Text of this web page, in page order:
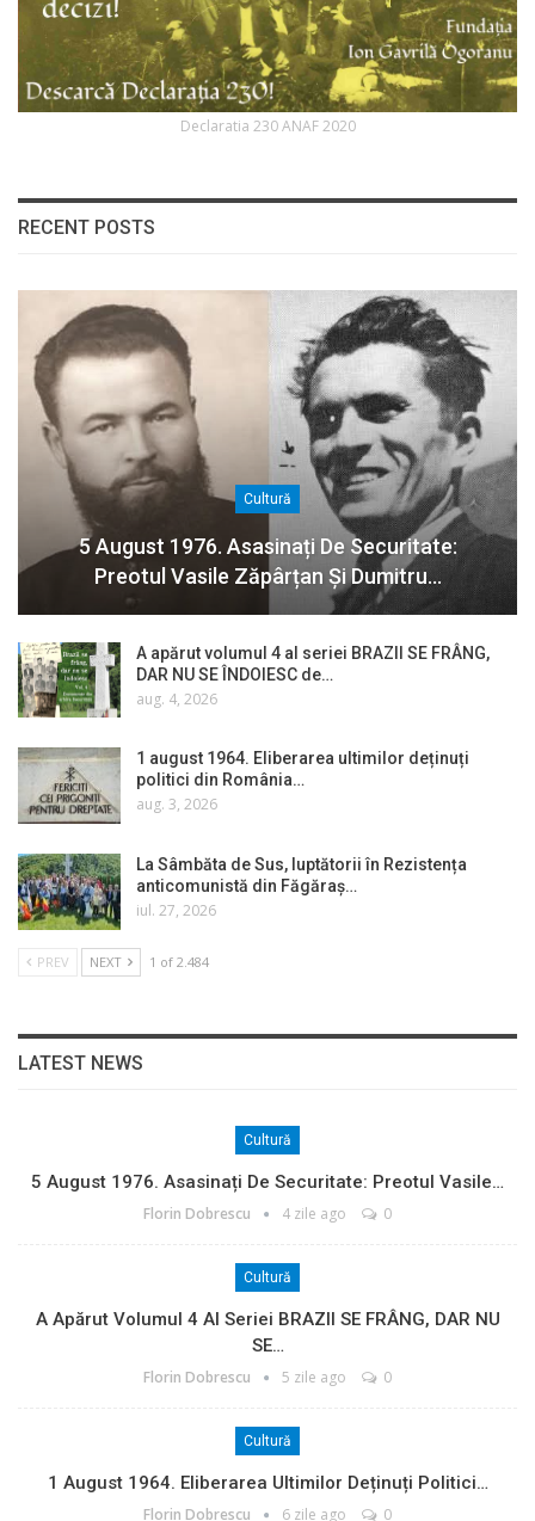
Declaratia 230 ANAF 2020
RECENT POSTS
Cultură
5 August 1976. Asasinați De Securitate:
Preotul Vasile Zăpârțan Și Dumitru…
A apărut volumul 4 al seriei BRAZII SE FRÂNG,
DAR NU SE ÎNDOIESC de…
aug. 4, 2026
1 august 1964. Eliberarea ultimilor deținuți
politici din România…
aug. 3, 2026
La Sâmbăta de Sus, luptătorii în Rezistența
anticomunistă din Făgăraș…
iul. 27, 2026
PREV NEXT 1 of 2.484
LATEST NEWS
Cultură
5 August 1976. Asasinați De Securitate: Preotul Vasile…
Florin Dobrescu 4 zile ago 0
Cultură
A Apărut Volumul 4 Al Seriei BRAZII SE FRÂNG, DAR NU
SE…
Florin Dobrescu 5 zile ago 0
Cultură
1 August 1964. Eliberarea Ultimilor Deținuți Politici…
Florin Dobrescu 6 zile ago 0